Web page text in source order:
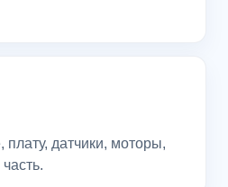
датчики, моторы,